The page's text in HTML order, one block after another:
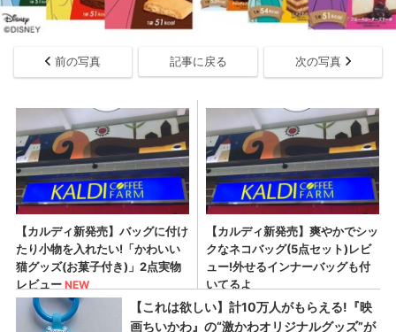
前の写真 記事に戻る 次の写真